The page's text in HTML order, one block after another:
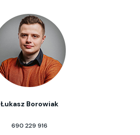
Łukasz Borowiak
690 229 916